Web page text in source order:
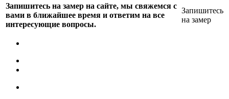
Запишитесь на замер на сайте, мы свяжемся с
вами в ближайшее время и ответим на все
интересующие вопросы.
Запишитесь
на замер